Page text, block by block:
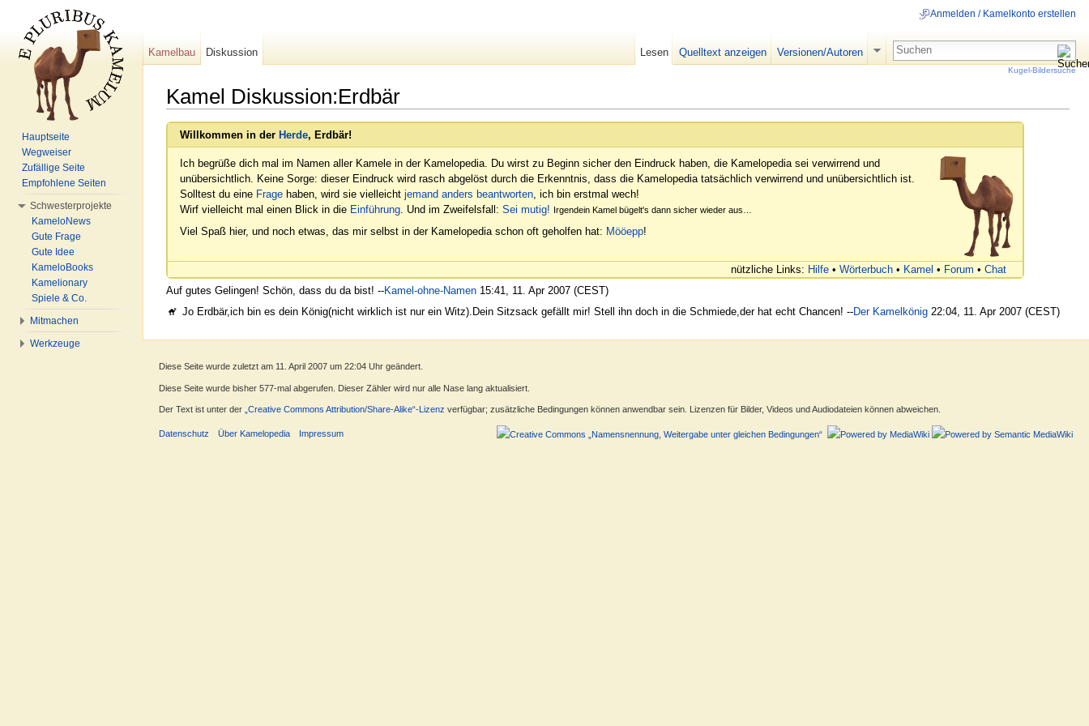
Kamel Diskussion:Erdbär
Willkommen in der Herde, Erdbär!
Ich begrüße dich mal im Namen aller Kamele in der Kamelopedia. Du wirst zu Beginn sicher den Eindruck haben, die Kamelopedia sei verwirrend und
unübersichtlich. Keine Sorge: dieser Eindruck wird rasch abgelöst durch die Erkenntnis, dass die Kamelopedia tatsächlich verwirrend und unübersichtlich ist.
Solltest du eine Frage haben, wird sie vielleicht jemand anders beantworten, ich bin erstmal wech!
Wirf vielleicht mal einen Blick in die Einführung. Und im Zweifelsfall: Sei mutig! Irgendein Kamel bügelt's dann sicher wieder aus…
Viel Spaß hier, und noch etwas, das mir selbst in der Kamelopedia schon oft geholfen hat: Mööepp!
nützliche Links: Hilfe • Wörterbuch • Kamel • Forum • Chat
Auf gutes Gelingen! Schön, dass du da bist! --Kamel-ohne-Namen 15:41, 11. Apr 2007 (CEST)
Jo Erdbär,ich bin es dein König(nicht wirklich ist nur ein Witz).Dein Sitzsack gefällt mir! Stell ihn doch in die Schmiede,der hat echt Chancen! --Der Kamelkönig 22:04, 11. Apr 2007 (CEST)
Anmelden / Kamelkonto erstellen
Kamelbau Diskussion Lesen Quelltext anzeigen Versionen/Autoren
Kugel-Bildersuche
Hauptseite
Wegweiser
Zufällige Seite
Empfohlene Seiten
Schwesterprojekte
KameloNews
Gute Frage
Gute Idee
KameloBooks
Kamelionary
Spiele & Co.
Mitmachen
Werkzeuge
Diese Seite wurde zuletzt am 11. April 2007 um 22:04 Uhr geändert.
Diese Seite wurde bisher 577-mal abgerufen. Dieser Zähler wird nur alle Nase lang aktualisiert.
Der Text ist unter der „Creative Commons Attribution/Share-Alike“-Lizenz verfügbar; zusätzliche Bedingungen können anwendbar sein. Lizenzen für Bilder, Videos und Audiodateien können abweichen.
Datenschutz Über Kamelopedia Impressum